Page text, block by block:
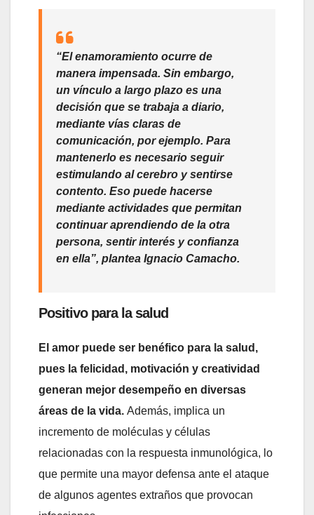
“El enamoramiento ocurre de
manera impensada. Sin embargo,
un vínculo a largo plazo es una
decisión que se trabaja a diario,
mediante vías claras de
comunicación, por ejemplo. Para
mantenerlo es necesario seguir
estimulando al cerebro y sentirse
contento. Eso puede hacerse
mediante actividades que permitan
continuar aprendiendo de la otra
persona, sentir interés y confianza
en ella”, plantea Ignacio Camacho.
Positivo para la salud
El amor puede ser benéfico para la salud,
pues la felicidad, motivación y creatividad
generan mejor desempeño en diversas
áreas de la vida. Además, implica un
incremento de moléculas y células
relacionadas con la respuesta inmunológica, lo
que permite una mayor defensa ante el ataque
de algunos agentes extraños que provocan